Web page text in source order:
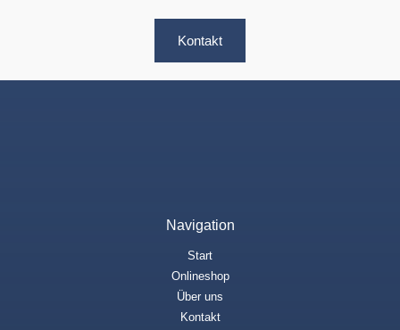
Kontakt
Navigation
Start
Onlineshop
Über uns
Kontakt